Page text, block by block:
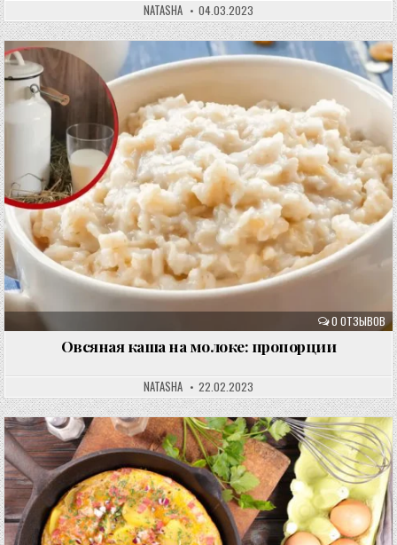
NATASHA 04.03.2023
0 ОТЗЫВОВ
Овсяная каша на молоке: пропорции
NATASHA 22.02.2023